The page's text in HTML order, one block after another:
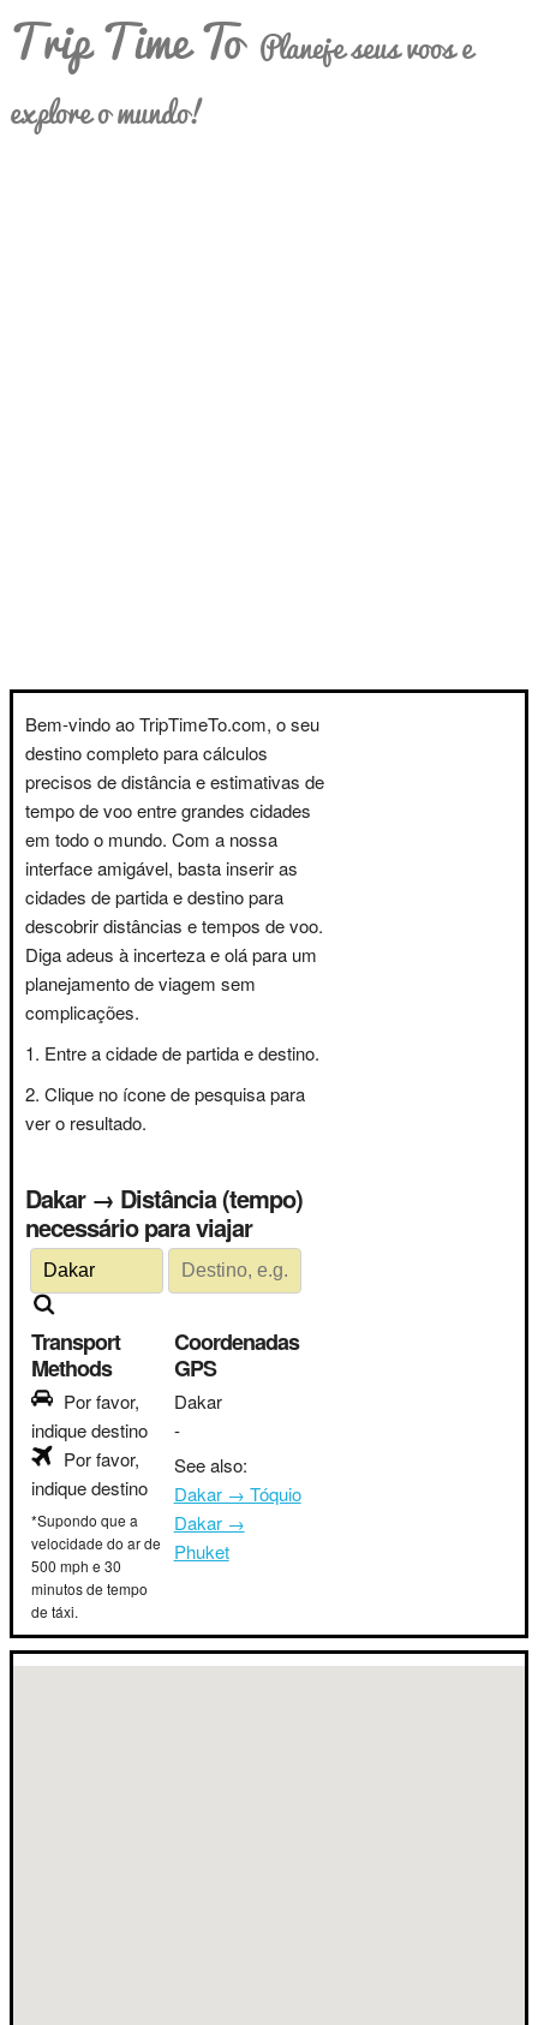
Trip Time To Planeje seus voos e
explore o mundo!
Bem-vindo ao TripTimeTo.com, o seu
destino completo para cálculos
precisos de distância e estimativas de
tempo de voo entre grandes cidades
em todo o mundo. Com a nossa
interface amigável, basta inserir as
cidades de partida e destino para
descobrir distâncias e tempos de voo.
Diga adeus à incerteza e olá para um
planejamento de viagem sem
complicações.
Entre a cidade de partida e destino.
Clique no ícone de pesquisa para
ver o resultado.
Dakar → Distância (tempo)
necessário para viajar
Transport
Methods
Por favor,
indique destino
Por favor,
indique destino
*Supondo que a
velocidade do ar de
500 mph e 30
minutos de tempo
de táxi.
Coordenadas
GPS
Dakar
-
See also:
Dakar → Tóquio
Dakar →
Phuket